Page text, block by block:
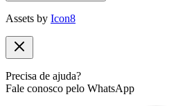
Assets by Icon8
Precisa de ajuda?
Fale conosco pelo WhatsApp